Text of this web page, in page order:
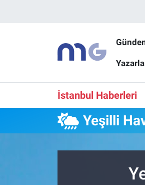
İstanbul Haberleri
Yeşilli
Hava Durumu
İstanbul Namaz Vakitleri
Trafik Durumu